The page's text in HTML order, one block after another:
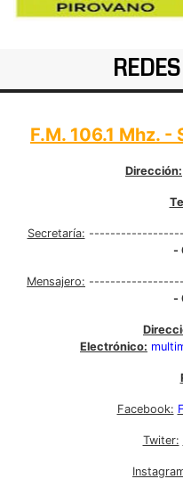
F.M. 106.1 Mhz. -
Dirección:
Secretaría:
-
Mensajero:
-
Electrónico:
Facebook:
Twiter: